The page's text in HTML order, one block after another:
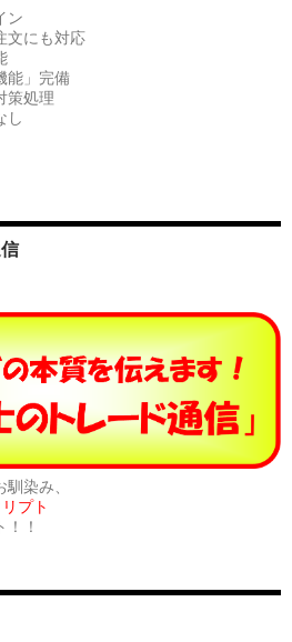
ン
文にも対応
能」完備
策処理
し
染み、
プト
！